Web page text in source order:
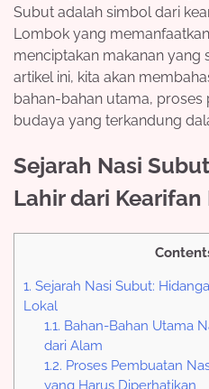
Subut adalah simbol dari
Lombok yang
menciptakan makanan yang
artikel ini, kita akan
bahan-bahan utama, proses
budaya yang terkandung
Sejarah Nasi
Lahir dari
1. Sejarah Nasi Subut:
Lokal
1.1. Bahan-Bahan Utama
dari Alam
1.2. Proses Pembuatan
yang Harus Diperhatikan